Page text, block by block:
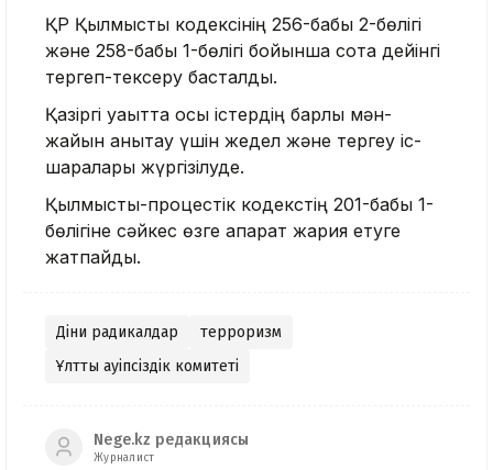
ҚР Қылмыстық кодексінің 256-бабы 2-бөлігі
және 258-бабы 1-бөлігі бойынша сотқа дейінгі
тергеп-тексеру басталды.
Қазіргі уақытта осы істердің барлық мән-
жайын анықтау үшін жедел және тергеу іс-
шаралары жүргізілуде.
Қылмыстық-процестік кодекстің 201-бабы 1-
бөлігіне сәйкес өзге ақпарат жария етуге
жатпайды.
Діни радикалдар
терроризм
Ұлттық қауіпсіздік комитеті
Nege.kz редакциясы
Журналист